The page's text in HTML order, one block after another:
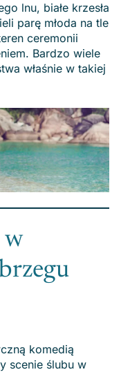
lnu, białe krzesła
parę młoda na tle
ceremonii
Bardzo wiele
właśnie w takiej
w
komedią
scenie ślubu w